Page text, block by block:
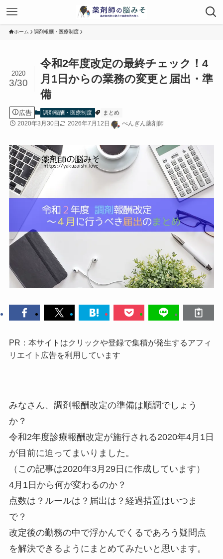
ホーム 調剤報酬・医療制度
令和2年度改定の最終チェック！4
月1日からの業務の変更と届出・準
備
2020
3/30
広告 調剤報酬・医療制度 まとめ
2020年3月30日 2026年7月12日 ぺんぎん薬剤師
PR：本サイトはクリックや登録で集積が発生するアフィ
リエイト広告を利用しています
みなさん、調剤報酬改定の準備は順調でしょう
か？
令和2年度診療報酬改定が施行される2020年4月1日
が目前に迫ってまいりました。
（この記事は2020年3月29日に作成しています）
4月1日から何が変わるのか？
点数は？ルールは？届出は？経過措置はいつま
で？
改定後の勤務の中で浮かんでくるであろう疑問点
を解決できるようにまとめてみたいと思います。